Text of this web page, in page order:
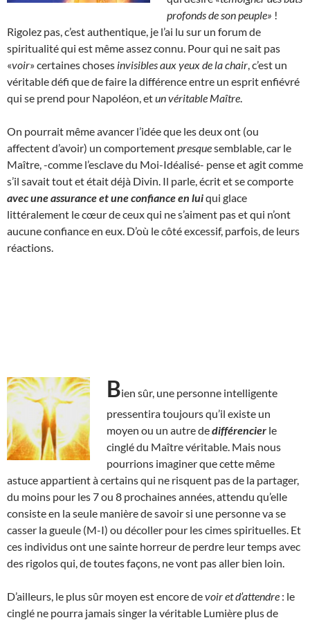
profonds de son peuple» !
Rigolez pas, c’est authentique, je l’ai lu sur un forum de
spiritualité qui est même assez connu. Pour qui ne sait pas
«voir» certaines choses invisibles aux yeux de la chair , c’est un
véritable défi que de faire la différence entre un esprit enfiévré
qui se prend pour Napoléon, etun véritable Maître
On pourrait même avancer l’idée que les deux ont (ou
affectent d’avoir) un comportementpresquesemblable, car le
Maître, -comme l’esclave du Moi-Idéalisé- pense et agit comme
s’il savait tout et était déjà Divin. Il parle, écrit et se comporte
avec une assurance et une confiance en luiqui glace
littéralement le cœur de ceux qui ne s’aiment pas et qui n’ont
aucune confiance en eux. D’où le côté excessif, parfois, de leurs
réactions.
Bien sûr, une personne intelligente
pressentira toujours qu’il existe un
moyen ou un autre dedifférencier le
cinglé du Maître véritable. Mais nous
pourrions imaginer que cette même
astuce appartient à certains qui ne risquent pas de la partager,
du moins pour les 7 ou 8 prochaines années, attendu qu’elle
consiste en la seule manière de savoir si une personne va se
casser la gueule (M-I) ou décoller pour les cimes spirituelles. Et
ces individus ont une sainte horreur de perdre leur temps avec
des rigolos qui, de toutes façons, ne vont pas aller bien loin.
D’ailleurs, le plus sûr moyen est encore devoir et d’attendre : le
cinglé ne pourra jamais singer la véritable Lumière plus de